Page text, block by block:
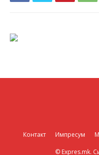
Контакт Импресум
© Expres.mk.